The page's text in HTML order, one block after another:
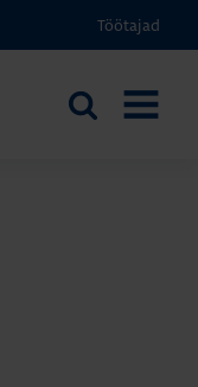
Töötajad
Otsi